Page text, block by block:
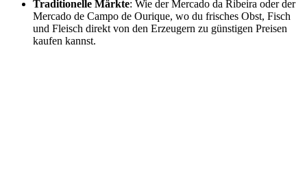
Traditionelle Märkte: Wie der Mercado da Ribeira oder der
Mercado de Campo de Ourique, wo du frisches Obst, Fisch
und Fleisch direkt von den Erzeugern zu günstigen Preisen
kaufen kannst.